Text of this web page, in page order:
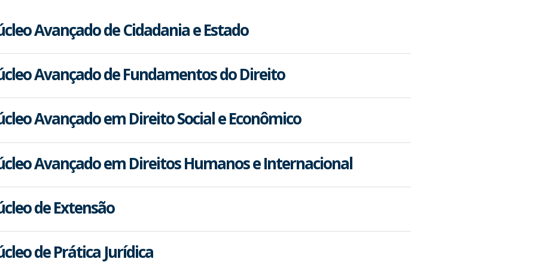
Avançado de Cidadania e Estado
Avançado de Fundamentos do Direito
Avançado em Direito Social e Econômico
Avançado em Direitos Humanos e Internacional
de Extensão
de Prática Jurídica